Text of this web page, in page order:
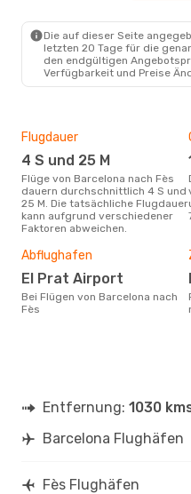
Die auf dieser Seite
letzten 20 Tage für die
den endgültigen
Verfügbarkeit und Preise
Flugdauer
4 S und 25 M
Flüge von Barcelona nach Fès
dauern durchschnittlich 4 S und
25 M. Die tatsächliche Flugdauer
kann aufgrund verschiedener
Faktoren abweichen.
Der
Abflughafen
El Prat Airport
Bei Flügen von Barcelona nach
Fès
Für die
Entfernung: 1030
Barcelona Flughäfen
Fès Flughäfen